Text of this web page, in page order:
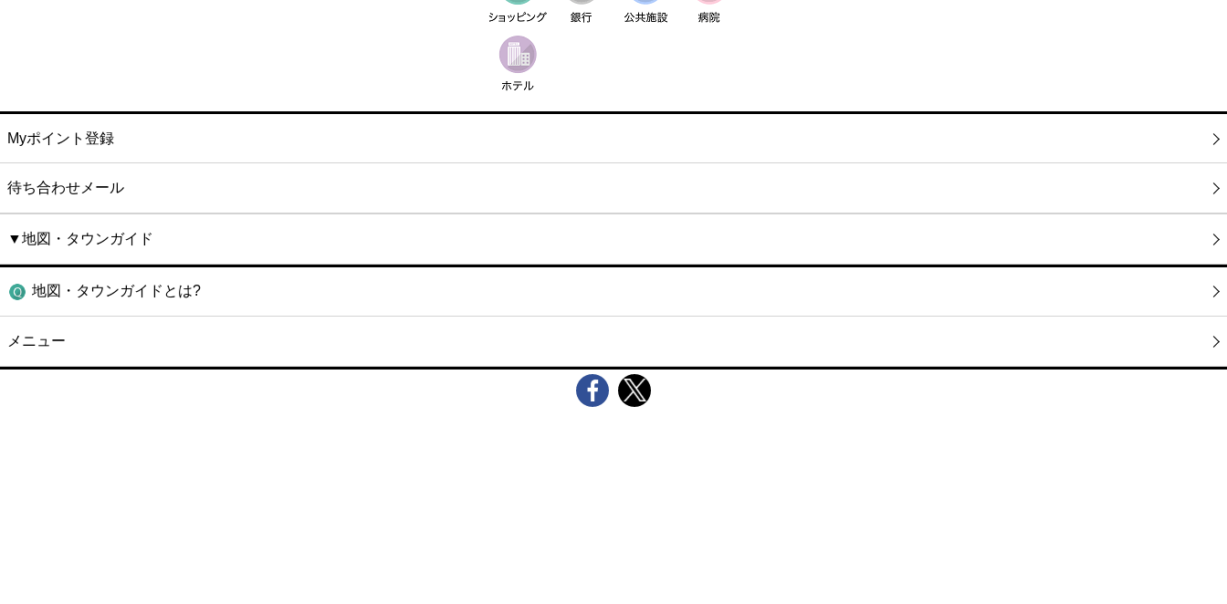
Myポイント登録
待ち合わせメール
▼地図・タウンガイド
地図・タウンガイドとは?
メニュー